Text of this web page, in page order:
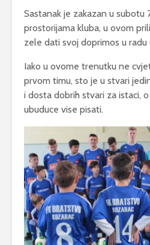
Sastanak je zakazan u subotu
prostorijama kluba, u ovom
zele dati svoj doprimos u radu
Iako u ovome trenutku ne
prvom timu, sto je u stvari
i dosta dobrih stvari za istaci,
ubuduce vise pisati.